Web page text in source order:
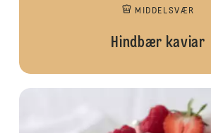
MIDDELSVÆR
Hindbær kaviar